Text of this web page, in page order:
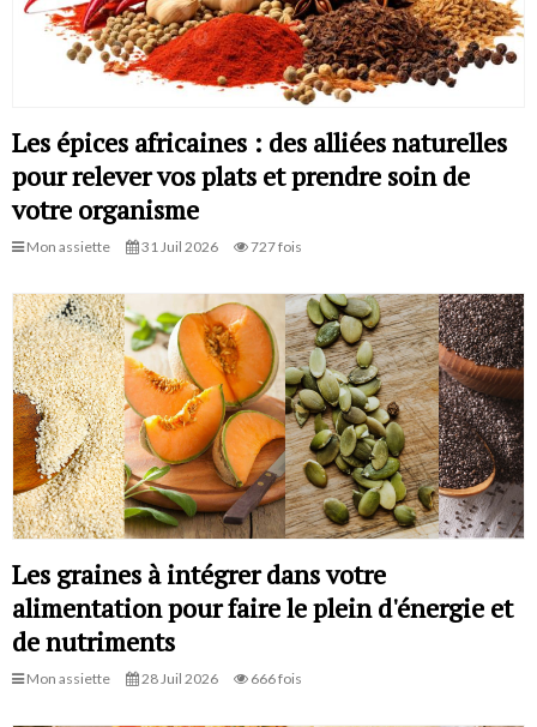
Les épices africaines : des alliées naturelles
pour relever vos plats et prendre soin de
votre organisme
Mon assiette 31 Juil 2026 727 fois
Les graines à intégrer dans votre
alimentation pour faire le plein d'énergie et
de nutriments
Mon assiette 28 Juil 2026 666 fois